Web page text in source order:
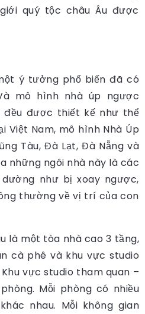
quý tộc châu Âu được
ý tưởng phổ biến đã có
mô hình nhà úp ngược
được thiết kế như thể
Việt Nam, mô hình Nhà Úp
Tàu, Đà Lạt, Đà Nẵng và
những ngôi nhà này là các
như bị xoay ngược,
thường về vị trí của con
là một tòa nhà cao 3 tầng,
cà phê và khu vực studio
vực studio tham quan –
Mỗi phòng có nhiều
nhau. Mỗi không gian